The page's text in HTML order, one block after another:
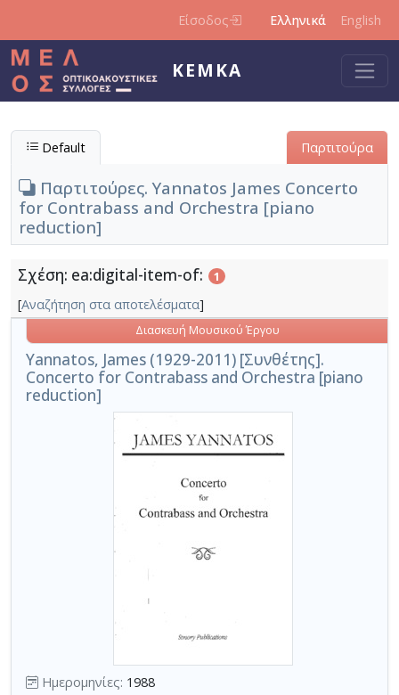
Είσοδος Ελληνικά English
ΚΕΜΚΑ
Default Παρτιτούρα
Παρτιτούρες. Yannatos James Concerto
for Contrabass and Orchestra [piano
reduction]
Σχέση: ea:digital-item-of: 1
[Αναζήτηση στα αποτελέσματα]
Yannatos, James (1929-2011) [Συνθέτης].
Concerto for Contrabass and Orchestra [piano
reduction]
Διασκευή Μουσικού Έργου
Ημερομηνίες: 1988